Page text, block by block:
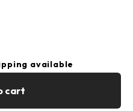
available
cart